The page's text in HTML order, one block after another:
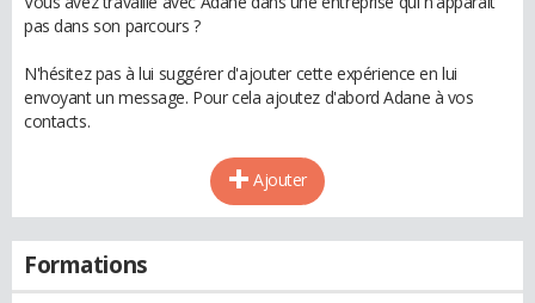
pas dans son parcours ?
N'hésitez pas à lui suggérer d'ajouter cette expérience en lui
envoyant un message. Pour cela ajoutez d'abord Adane à vos
contacts.
Ajouter
Formations